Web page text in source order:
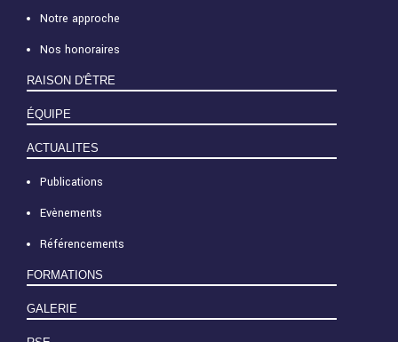
Notre approche
Nos honoraires
RAISON D'ÊTRE
ÉQUIPE
ACTUALITES
Publications
Evènements
Référencements
FORMATIONS
GALERIE